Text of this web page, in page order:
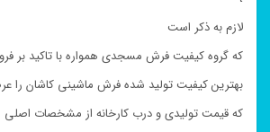
لازم به ذکر است
که گروه کیفیت فرش مسجدی همواره با تاکید بر
بهترین کیفیت تولید شده فرش ماشینی کاشان را
که قیمت تولیدی و درب کارخانه از مشخصات